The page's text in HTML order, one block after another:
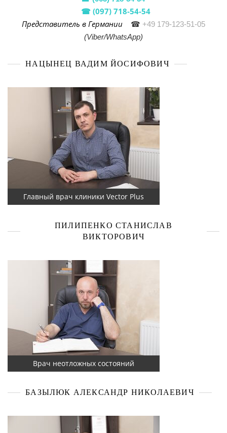
☎ (097) 718-54-54
Представитель в Германии
☎ +49 179-123-51-05
(Viber/WhatsApp)
НАЦЫНЕЦ ВАДИМ ЙОСИФОВИЧ
Главный врач клиники Vector Plus
ПИЛИПЕНКО СТАНИСЛАВ
ВИКТОРОВИЧ
Врач неотложных состояний
БАЗЫЛЮК АЛЕКСАНДР НИКОЛАЕВИЧ